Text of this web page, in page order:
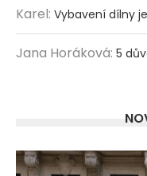
Karel: Vybavení dílny
Jana Horáková: 5